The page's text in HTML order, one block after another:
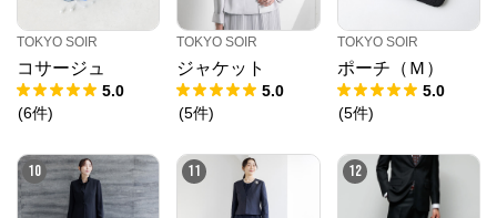
TOKYO SOIR
コサージュ
5.0
(6件)
TOKYO SOIR
ジャケット
5.0
(5件)
TOKYO SOIR
ポーチ（Ｍ）
5.0
(5件)
10 11 12